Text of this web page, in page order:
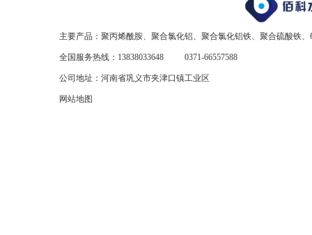
主要产品：聚丙烯酰胺、聚合氯化铝、聚合氯化铝铁、聚合硫酸铁
全国服务热线：13838033648 0371-66557588
公司地址：河南省巩义市夹津口镇工业区
网站地图